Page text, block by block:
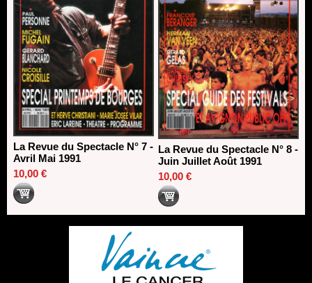
La Revue du Spectacle N° 7 -
Avril Mai 1991
10,00 €
La Revue du Spectacle N° 8 -
Juin Juillet Août 1991
10,00 €